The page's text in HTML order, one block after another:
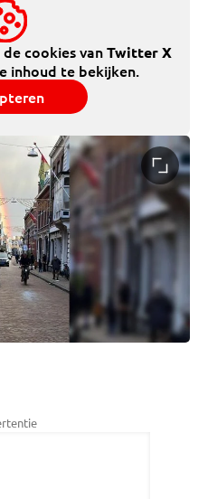
cookies vanTwitter X
inhoud te bekijken.